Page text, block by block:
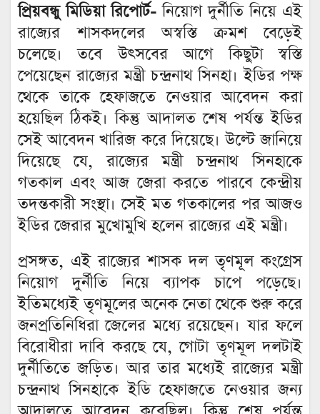
প্রিয়বন্ধু মিডিয়া রিপোর্ট- নিয়োগ দুর্নীতি নিয়ে এই
রাজ্যের শাসকদলের অস্বস্তি ক্রমশ বেড়েই
চলেছে। তবে উৎসবের আগে কিছুটা স্বস্তি
পেয়েছেন রাজ্যের মন্ত্রী চন্দ্রনাথ সিনহা। ইডির পক্ষ
থেকে তাকে হেফাজতে নেওয়ার আবেদন করা
হয়েছিল ঠিকই। কিন্তু আদালত শেষ পর্যন্ত ইডির
সেই আবেদন খারিজ করে দিয়েছে। উল্টে জানিয়ে
দিয়েছে যে, রাজ্যের মন্ত্রী চন্দ্রনাথ সিনহাকে
গতকাল এবং আজ জেরা করতে পারবে কেন্দ্রীয়
তদন্তকারী সংস্থা। সেই মত গতকালের পর আজও
ইডির জেরার মুখোমুখি হলেন রাজ্যের এই মন্ত্রী।
প্রসঙ্গত, এই রাজ্যের শাসক দল তৃণমূল কংগ্রেস
নিয়োগ দুর্নীতি নিয়ে ব্যাপক চাপে পড়েছে।
ইতিমধ্যেই তৃণমূলের অনেক নেতা থেকে শুরু করে
জনপ্রতিনিধিরা জেলের মধ্যে রয়েছেন। যার ফলে
বিরোধীরা দাবি করছে যে, গোটা তৃণমূল দলটাই
দুর্নীতিতে জড়িত। আর তার মধ্যেই রাজ্যের মন্ত্রী
চন্দ্রনাথ সিনহাকে ইডি হেফাজতে নেওয়ার জন্য